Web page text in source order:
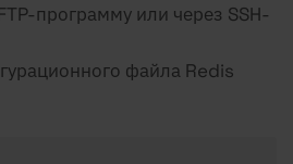
программу или через SSH-
файла Redis